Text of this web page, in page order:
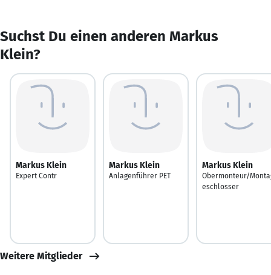
Suchst Du einen anderen Markus
Klein?
Markus Klein
Expert Contr
Markus Klein
Anlagenführer PET
Markus Klein
Obermonteur/
eschlosser
Weitere Mitglieder